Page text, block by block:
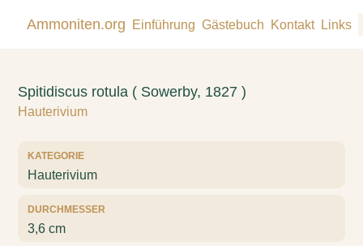
Ammoniten.org Einführung Gästebuch Kontakt Links
Spitidiscus rotula ( Sowerby, 1827 )
Hauterivium
KATEGORIE
Hauterivium
DURCHMESSER
3,6 cm